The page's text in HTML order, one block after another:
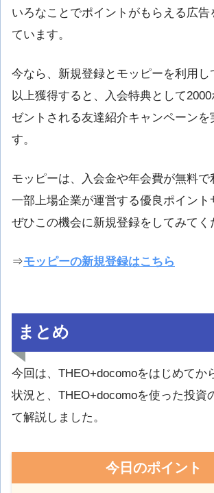
いろなことでポイントがもらえる広
ています。
今なら、新規登録とモッピーを利用し
以上獲得すると、入会特典として
ゼントされる友達紹介キャンペーンを
す。
モッピーは、入会金や年会費が無料で
一部上場企業が運営する優良ポイント
ぜひこの機会に新規登録をしてみてく
⇒モッピーの新規登録はこちら
まとめ
今回は、THEO+docomoをはじめてか
状況と、THEO+docomoを使った投資
て解説しました。
今日のポイント